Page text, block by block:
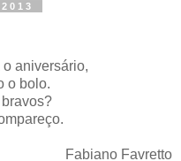
o aniversário,
o bolo.
Fabiano Favretto